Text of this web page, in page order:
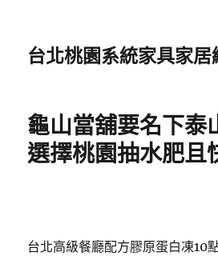
台北桃園系統家具家
龜山當舖要名下泰
選擇桃園抽水肥且
台北高級餐廳配方膠原蛋白凍10